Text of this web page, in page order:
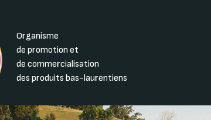
Organisme
de promotion et
de commercialisation
des produits bas-laurentiens